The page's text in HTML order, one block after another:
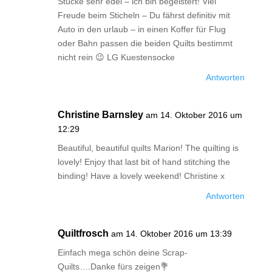
Freude beim Sticheln – Du fährst definitiv mit
Auto in den urlaub – in einen Koffer für Flug
oder Bahn passen die beiden Quilts bestimmt
nicht rein 😉 LG Kuestensocke
Antworten
Christine Barnsley am 14. Oktober 2016 um
12:29
Beautiful, beautiful quilts Marion! The quilting is
lovely! Enjoy that last bit of hand stitching the
binding! Have a lovely weekend! Christine x
Antworten
Quiltfrosch am 14. Oktober 2016 um 13:39
Einfach mega schön deine Scrap-
Quilts….Danke fürs zeigen💐